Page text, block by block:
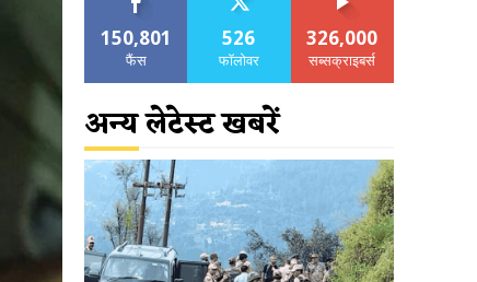
150,801
फैंस
526
फॉलोवर
326,000
सब्सक्राइबर्स
अन्य लेटेस्ट खबरें